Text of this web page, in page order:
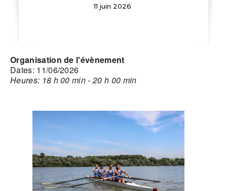
11 juin 2026
Organisation de l'évènement
Dates: 11/06/2026
Heures: 18 h 00 min - 20 h 00 min